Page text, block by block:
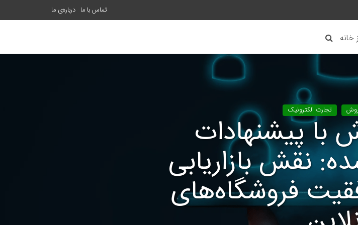
تماس با ما درباره‌ی ما
خانه
تجارت الکترونیک
با پیشنهادات
نقش بازاریابی
فروشگاه‌های